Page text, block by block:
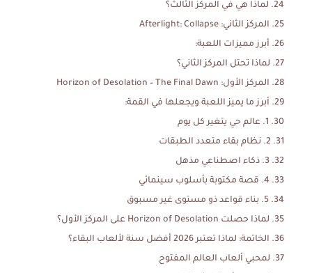
لماذا هي في المركز الثالث؟
المركز الثاني: Afterlight: Collapse
أبرز مميزات اللعبة:
لماذا تحتل المركز الثاني؟
المركز الأول: Horizon of Desolation – The Final Dawn
أبرز ما يميز اللعبة ويجعلها في القمة:
1. عالم حي يتغير كل يوم
2. نظام بقاء متعدد الطبقات
3. ذكاء اصطناعي مذهل
4. قصة مكتوبة بأسلوب سينمائي
5. بناء قواعد ذو مستوى غير مسبوق
لماذا حصلت Horizon of Desolation على المركز الأول؟
الخاتمة: لماذا تعتبر 2026 أفضل سنة لألعاب البقاء؟
لمحبي ألعاب العالم المفتوح